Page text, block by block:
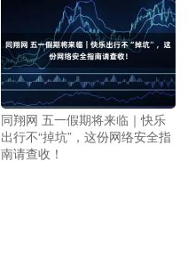
同翔网 五一假期将来临｜快乐
出行不“掉坑”，这份网络安全指
南请查收！